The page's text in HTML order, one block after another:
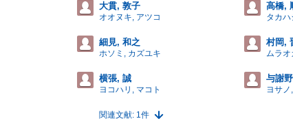
大貫, 敦子
オオヌキ, アツコ
高橋,
タカハ
細見, 和之
ホソミ, カズユキ
村岡,
ムラオ
横張, 誠
ヨコハリ, マコト
与謝
ヨサノ
関連文献: 1件